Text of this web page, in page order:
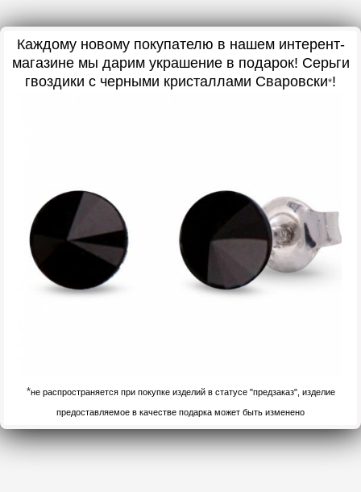
Каждому новому покупателю в нашем интерент-
магазине мы дарим украшение в подарок! Серьги
гвоздики с черными кристаллами Сваровски*!
*не распространяется при покупке изделий в статусе "предзаказ", изделие
предоставляемое в качестве подарка может быть изменено